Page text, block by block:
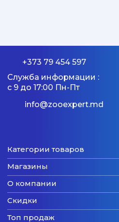
+373 79 454 597
Служба информации :
с 9 до 17:00 Пн-Пт
info@zooexpert.md
Категории товаров
Магазины
О компании
Скидки
Топ продаж